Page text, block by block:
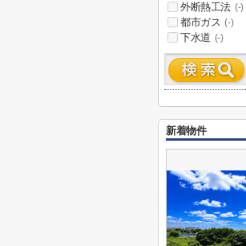
外断熱工法 (-)
都市ガス (-)
下水道 (-)
新着物件